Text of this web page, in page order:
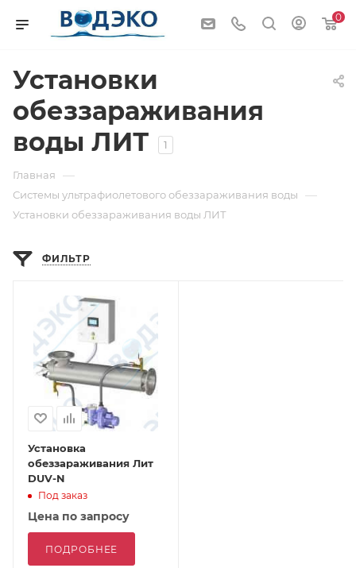
0
Установки
обеззараживания
воды ЛИТ
1
Главная —
Системы ультрафиолетового обеззараживания воды —
Установки обеззараживания воды ЛИТ
ФИЛЬТР
Установка
обеззараживания Лит
DUV-N
Под заказ
Цена по запросу
ПОДРОБНЕЕ